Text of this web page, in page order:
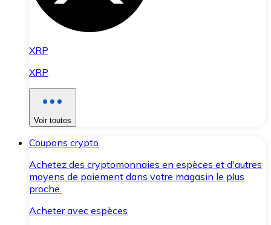
XRP
XRP
Voir toutes
Coupons crypto
Achetez des cryptomonnaies en espèces et d'autres
moyens de paiement dans votre magasin le plus
proche.
Acheter avec espèces